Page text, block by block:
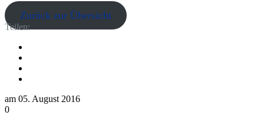
Zurück zur Übersicht
Teilen:
am 05. August 2016
0